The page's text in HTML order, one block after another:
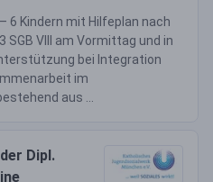
6 Kindern mit Hilfeplan nach
SGB VIII am Vormittag und in
bei Integration
im
aus ...
Dipl.